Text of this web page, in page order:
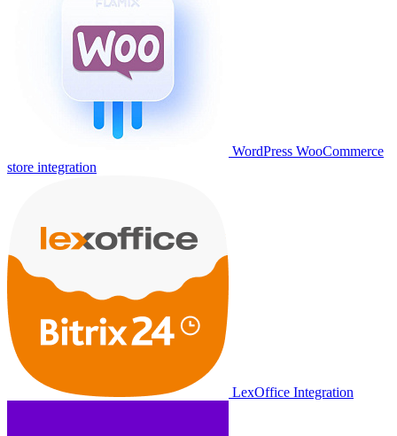
WordPress WooCommerce
store integration
LexOffice Integration